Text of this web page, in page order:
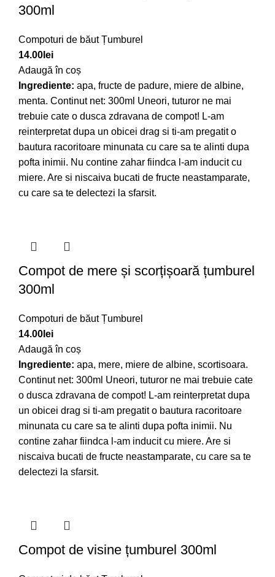
300ml
Compoturi de băut Țumburel
14.00 lei
Adaugă în coș
Ingrediente: apa, fructe de padure, miere de albine,
menta. Continut net: 300ml Uneori, tuturor ne mai
trebuie cate o dusca zdravana de compot! L-am
reinterpretat dupa un obicei drag si ti-am pregatit o
bautura racoritoare minunata cu care sa te alinti dupa
pofta inimii. Nu contine zahar fiindca l-am inducit cu
miere. Are si niscaiva bucati de fructe neastamparate,
cu care sa te delectezi la sfarsit.
Compot de mere și scorțișoară țumburel
300ml
Compoturi de băut Țumburel
14.00 lei
Adaugă în coș
Ingrediente: apa, mere, miere de albine, scortisoara.
Continut net: 300ml Uneori, tuturor ne mai trebuie cate
o dusca zdravana de compot! L-am reinterpretat dupa
un obicei drag si ti-am pregatit o bautura racoritoare
minunata cu care sa te alinti dupa pofta inimii. Nu
contine zahar fiindca l-am inducit cu miere. Are si
niscaiva bucati de fructe neastamparate, cu care sa te
delectezi la sfarsit.
Compot de visine țumburel 300ml